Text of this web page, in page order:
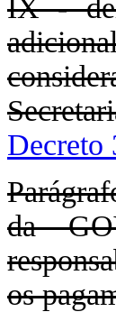
IX -
Decreto
da
os